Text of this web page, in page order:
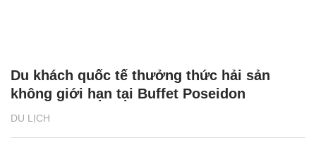
DU LỊCH
Du khách quốc tế thưởng thức hải sản
không giới hạn tại Buffet Poseidon